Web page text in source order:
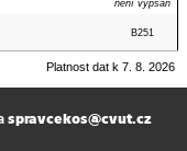
není vypsán
B251
Platnost dat k 7. 8. 2026
spravcekos@cvut.cz